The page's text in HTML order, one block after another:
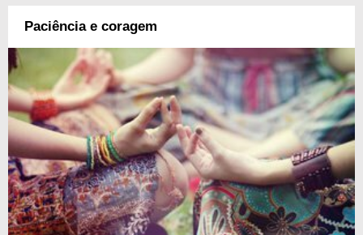
Paciência e coragem